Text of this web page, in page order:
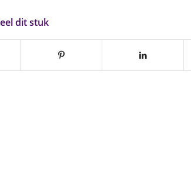
dit stuk